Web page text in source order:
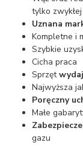
tylko
Uznana
Kompletne i
Szybkie
Cicha praca
Sprzęt
Najwyższa
Poręczny
Małe
gazu